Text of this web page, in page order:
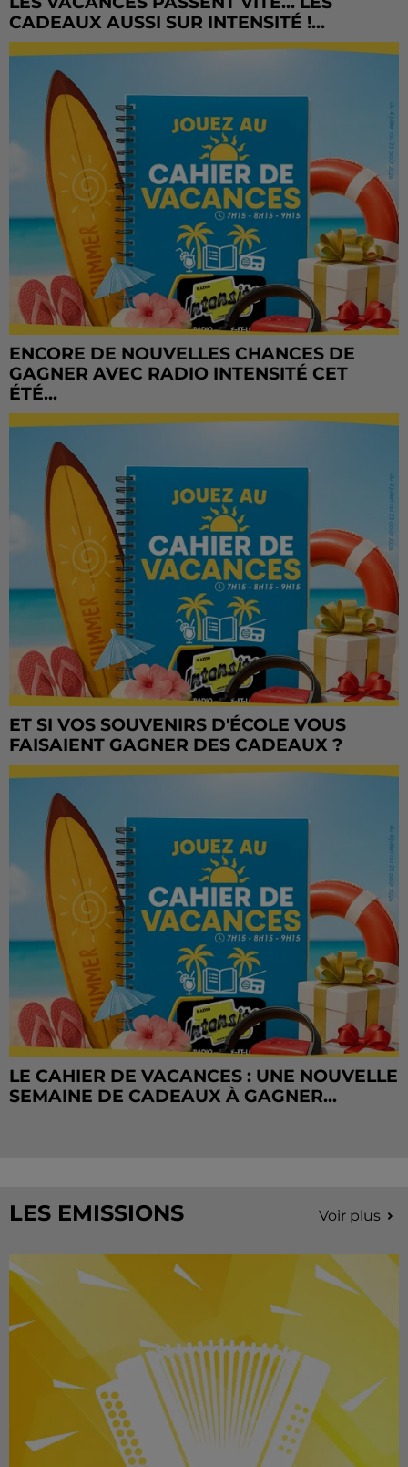
CADEAUX AUSSI SUR INTENSITÉ !...
ENCORE DE NOUVELLES CHANCES DE
GAGNER AVEC RADIO INTENSITÉ CET
ÉTÉ...
ET SI VOS SOUVENIRS D'ÉCOLE VOUS
FAISAIENT GAGNER DES CADEAUX ?
LE CAHIER DE VACANCES : UNE NOUVELLE
SEMAINE DE CADEAUX À GAGNER...
LES EMISSIONS Voir plus